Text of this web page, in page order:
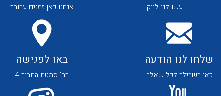
לכל מוצרי היצרן לכל מוצרי היצרן
עשו לנו לייק אנחנו כאן זמנים עבורך
שלחו לנו הודעה
כאן בשבילך לכל שאלה
באו לפגישה
רח' סמטת התבור 4